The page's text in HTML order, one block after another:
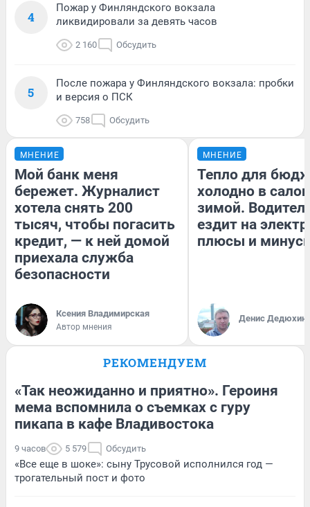
4
Пожар у Финляндского вокзала
ликвидировали за девять часов
2 160 Обсудить
5
После пожара у Финляндского вокзала: пробки
и версия о ПСК
758 Обсудить
МНЕНИЕ
Мой банк меня
бережет. Журналист
хотела снять 200
тысяч, чтобы погасить
кредит, — к ней домой
приехала служба
безопасности
Ксения Владимирская
Автор мнения
МНЕНИЕ
Тепло для
холодно в
зимой.
ездит на
плюсы и
Денис Дедюхин
РЕКОМЕНДУЕМ
«Так неожиданно и приятно». Героиня
мема вспомнила о съемках с гуру
пикапа в кафе Владивостока
9 часов 5 579 Обсудить
«Все еще в шоке»: сыну Трусовой исполнился год —
трогательный пост и фото